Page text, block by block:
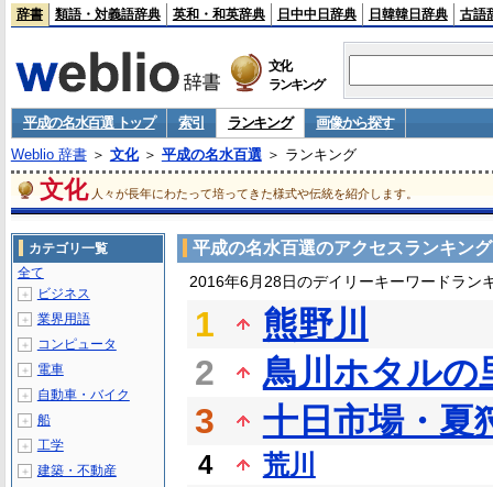
辞書 類語・対義語辞典 英和・和英辞典 日中中日辞典 日韓韓日辞典 古語
文化
ランキング
平成の名水百選 トップ 索引 ランキング
画像から探す
Weblio 辞書＞ 文化＞ 平成の名水百選＞ ランキング
文化 人々が長年にわたって培ってきた様式や伝統を紹介します。
平成の名水百選のアクセスランキング
2016年6月28日のデイリーキーワードラン
1
熊野川
2
鳥川ホタルの
3
十日市場・夏
4
荒川
カテゴリ一覧
全て
＋ ビジネス
＋ 業界用語
＋ コンピュータ
＋ 電車
＋ 自動車・バイク
＋ 船
＋ 工学
＋ 建築・不動産